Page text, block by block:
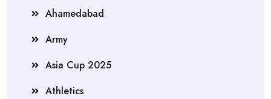
Ahamedabad
Army
Asia Cup 2025
Athletics